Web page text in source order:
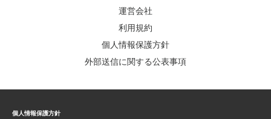
運営会社
利用規約
個人情報保護方針
外部送信に関する公表事項
個人情報保護方針